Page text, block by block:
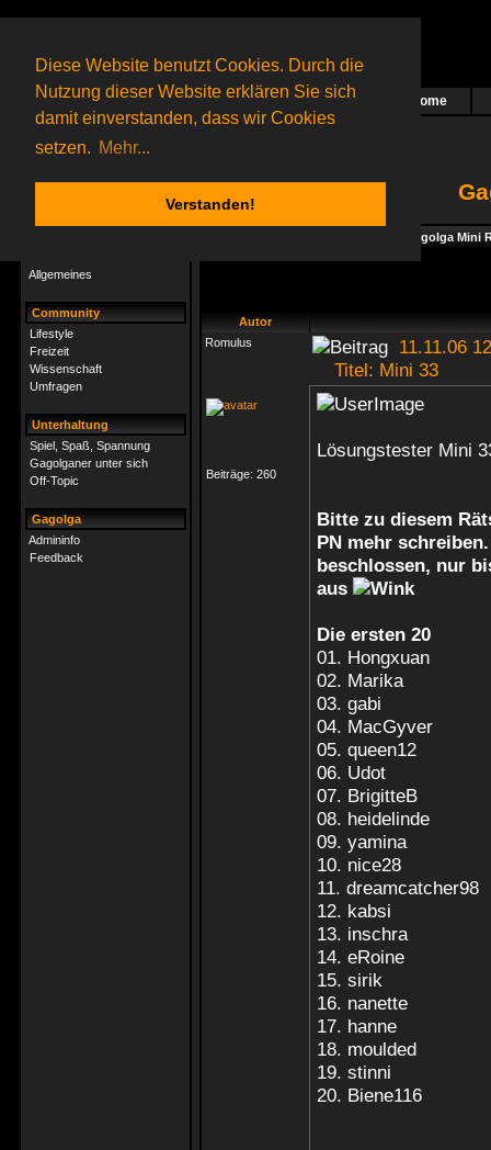
Diese Website benutzt Cookies. Durch die
Nutzung dieser Website erklären Sie sich
damit einverstanden, dass wir Cookies
setzen. Mehr...
Verstanden!
Das nächste Rätsel ist in Arbeit Home
65 Gagolganeronline(0 registrierte und 65 Gäste)
Gagolganer:
9732Rätsel online:
Allgemeines
Community
Lifestyle
Freizeit
Wissenschaft
Umfragen
Unterhaltung
Spiel, Spaß, Spannung
Gagolganer unter sich
Off-Topic
Gagolga
Admininfo
Feedback
Gagolga Mini
Autor
Romulus
11.11.06
Titel: Mini 33
Beiträge: 260
Lösungstester Mini
Bitte zu diesem
PN mehr
beschlossen, nur
aus
Die ersten 20
01. Hongxuan
02. Marika
03. gabi
04. MacGyver
05. queen12
06. Udot
07. BrigitteB
08. heidelinde
09. yamina
10. nice28
11. dreamcatcher98
12. kabsi
13. inschra
14. eRoine
15. sirik
16. nanette
17. hanne
18. moulded
19. stinni
20. Biene116